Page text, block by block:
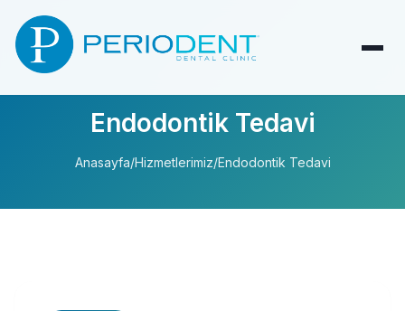
Endodontik Tedavi
Anasayfa/Hizmetlerimiz/Endodontik Tedavi